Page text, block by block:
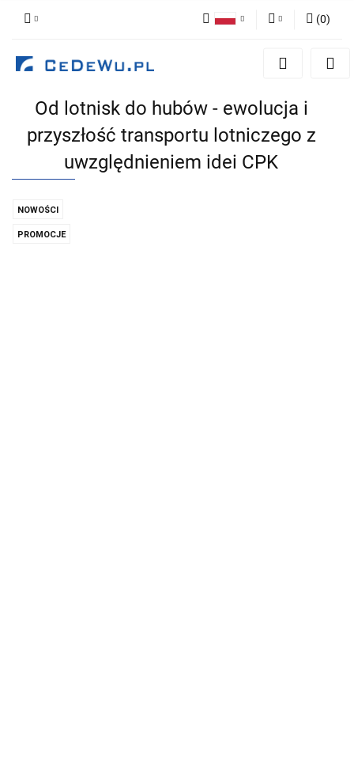
Zaloguj się
Dodaj zgłoszenie
Zgody cookies
(0)
Od lotnisk do hubów - ewolucja i
przyszłość transportu lotniczego z
uwzględnieniem idei CPK
NOWOŚCI
PROMOCJE